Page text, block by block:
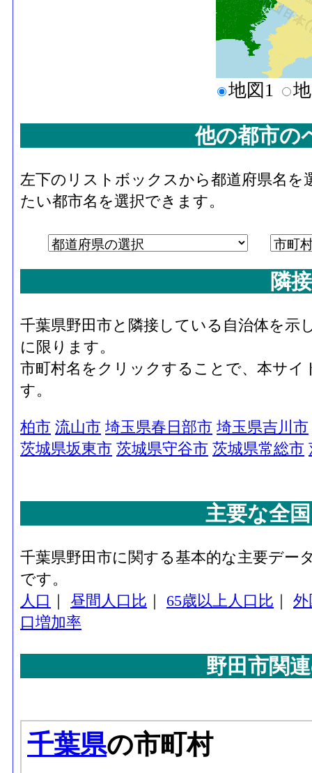
地図1
他の都市の
左下のリストボックスから都道府県名
たい都市名を選択できます。
隣
千葉県野田市と隣接している自治体を示
に限ります。
市町村名をクリックすることで、本サ
す。
柏市 流山市 埼玉県春日部市 埼玉県吉川市
茨城県坂東市 茨城県守谷市 茨城県常総市
主要な全
千葉県野田市に関する基本的な主要デ
です。
人口
昼間人口比 65歳以上人口比
外
口増加率
野田市関